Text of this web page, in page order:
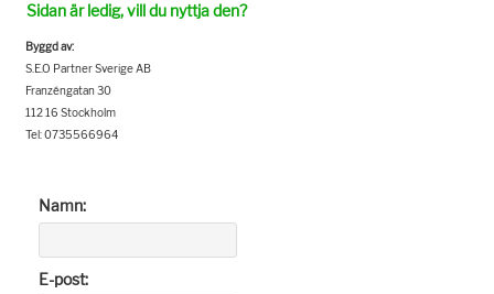
Sidan är ledig, vill du nyttja den?
Byggd av:
S.E.O Partner Sverige AB
Franzéngatan 30
112 16 Stockholm
Tel: 0735566964
Namn:
E-post: